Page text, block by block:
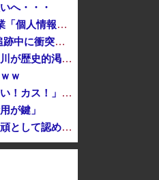
へ・・・
【熊本地震】毎日新聞の記者「死傷者の情報を教えて！」 → 企業「個人情報は控えます！」 → 記「年代は？特定につながらないでしょ？教えてよ？教え...
中国「衝突事故！（2025年」中国軍と中国海警局「ﾌｨﾘﾋﾟﾝ船の追跡中に衝突！（8/11」中国「2人死亡」中国政府「1年間隠蔽」日本「隠蔽され...
川底に沈んでいたマンモスやナチス軍艦など露出、熱波でドナウ川が歴史的渇水！
ｗ
有名配信者さん、ジャングリア沖縄を酷評「ほんとーにおもんない！カス！」→炎上→逆に配信でブチギレ反論！絶叫しながら熱弁「誰かが声を上げないといけ...
が鍵」
防弾ガラスの件で誤情報を拡散した左派、間違いを指摘されても頑として認めなかった結果……